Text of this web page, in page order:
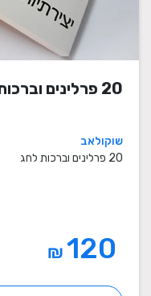
20 פרלינים וברכות לחג
שוקולאב
20 פרלינים וברכות לחג
₪